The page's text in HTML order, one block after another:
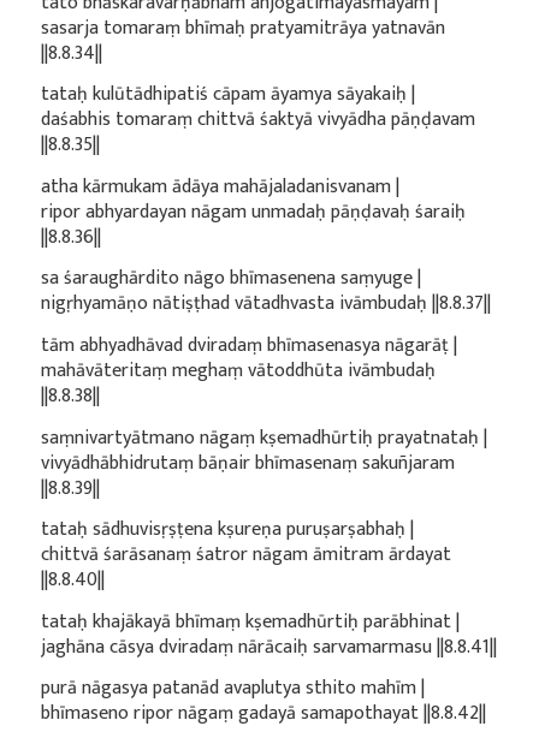
sasarja tomaraṃ bhīmaḥ pratyamitrāya yatnavān
||8.8.34||
tataḥ kulūtādhipatiś cāpam āyamya sāyakaiḥ |
daśabhis tomaraṃ chittvā śaktyā vivyādha pāṇḍavam
||8.8.35||
atha kārmukam ādāya mahājaladanisvanam |
ripor abhyardayan nāgam unmadaḥ pāṇḍavaḥ śaraiḥ
||8.8.36||
sa śaraughārdito nāgo bhīmasenena saṃyuge |
nigṛhyamāṇo nātiṣṭhad vātadhvasta ivāmbudaḥ ||8.8.37||
tām abhyadhāvad dviradaṃ bhīmasenasya nāgarāṭ |
mahāvāteritaṃ meghaṃ vātoddhūta ivāmbudaḥ
||8.8.38||
saṃnivartyātmano nāgaṃ kṣemadhūrtiḥ prayatnataḥ |
vivyādhābhidrutaṃ bāṇair bhīmasenaṃ sakuñjaram
||8.8.39||
tataḥ sādhuvisṛṣṭena kṣureṇa puruṣarṣabhaḥ |
chittvā śarāsanaṃ śatror nāgam āmitram ārdayat
||8.8.40||
tataḥ khajākayā bhīmaṃ kṣemadhūrtiḥ parābhinat |
jaghāna cāsya dviradaṃ nārācaiḥ sarvamarmasu ||8.8.41||
purā nāgasya patanād avaplutya sthito mahīm |
bhīmaseno ripor nāgaṃ gadayā samapothayat ||8.8.42||